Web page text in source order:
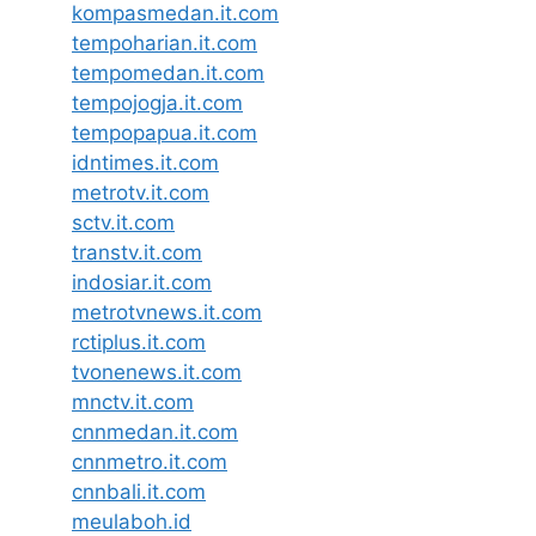
kompasmedan.it.com
tempoharian.it.com
tempomedan.it.com
tempojogja.it.com
tempopapua.it.com
idntimes.it.com
metrotv.it.com
sctv.it.com
transtv.it.com
indosiar.it.com
metrotvnews.it.com
rctiplus.it.com
tvonenews.it.com
mnctv.it.com
cnnmedan.it.com
cnnmetro.it.com
cnnbali.it.com
meulaboh.id